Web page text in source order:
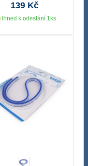
139 Kč
Ihned k odeslání 1ks